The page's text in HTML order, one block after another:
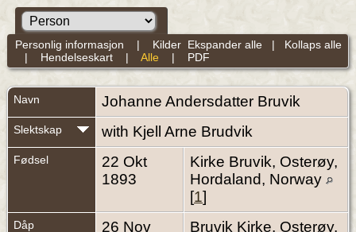
Ekspander alle | Kollaps alle
Personlig informasjon | Kilder
| Hendelseskart| Alle | PDF
Navn Johanne Andersdatter Bruvik
Slektskap with Kjell Arne Brudvik
Fødsel
22 Okt
1893
Kirke Bruvik, Osterøy,
Hordaland, Norway
[1]
Dåp
26 Nov
Bruvik Kirke, Osterøy,